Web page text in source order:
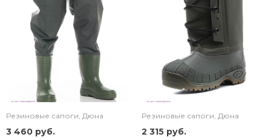
Резиновые сапоги, Дюна
3 460 руб.
Резиновые сапоги, Дюна
2 315 руб.